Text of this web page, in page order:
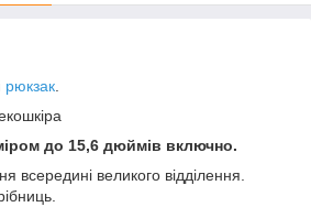
рюкзак
до 15,6 дюймів включно.
всередині великого відділення.